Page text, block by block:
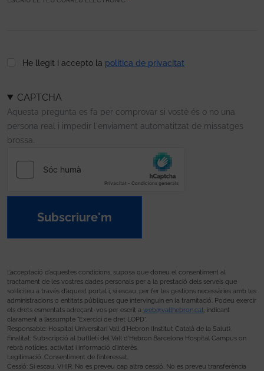
He llegit i accepto la política de privacitat
CAPTCHA
Aquesta pregunta es fa per comprovar si vostè és o no una
persona real i impedir l'enviament automatitzat de missatges
brossa.
Subscriure'm
L’acceptació d’aquestes condicions, suposa que doneu el consentiment al
tractament de les vostres dades personals per a la prestació dels serveis que
sol·liciteu a través d’aquest portal i, si escau, per fer les gestions necessàries amb les
administracions o entitats públiques que intervinguin en la tramitació. Podeu exercir
els drets esmentats adreçant-vos per escrit a web@vallhebron.cat, indicant
clarament a l’assumpte “Exercici de dret LOPD”.
Responsable: Hospital Universitari Vall d’Hebron (Institut Català de la Salut).
Finalitat: Subscripció al butlletí del Vall d’Hebron Barcelona Hospital Campus on
rebrà notícies, activitat i informació d’interès.
Legitimació: Consentiment de l’interessat.
Cessió: Si escau, VHIR. No es preveu cap altra cessió. No es preveu transferència